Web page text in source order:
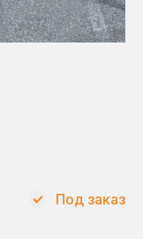
Под заказ